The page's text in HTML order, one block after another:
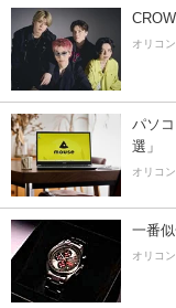
オリコ
パソ
選」
オリコ
一番
オリコ